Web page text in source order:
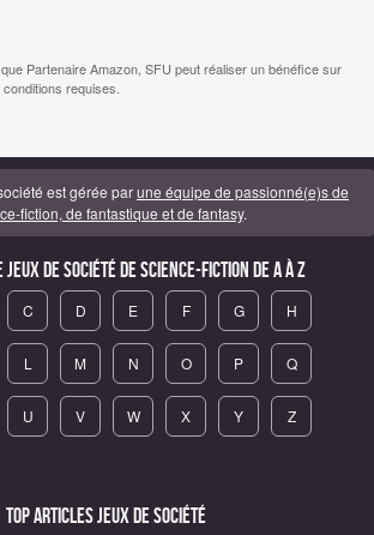
Partenaire Amazon, SFU peut réaliser un bénéfice sur
requises.
est gérée parune équipe de passionné(e)s de
fiction, de fantastique et de fantasy.
Jeux de société de science-fiction de A à Z
C D E F G H
L M N O P Q
U V W X Y Z
Top articles Jeux de société